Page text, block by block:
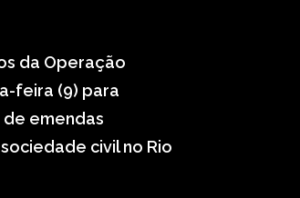
da Operação
feira (9) para
emendas
civil no Rio